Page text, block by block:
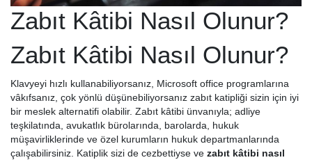
Zabıt Kâtibi Nasıl Olunur?
Zabıt Kâtibi Nasıl Olunur?
Klavyeyi hızlı kullanabiliyorsanız, Microsoft office programlarına
vâkıfsanız, çok yönlü düşünebiliyorsanız zabıt katipliği sizin için iyi
bir meslek alternatifi olabilir. Zabıt kâtibi ünvanıyla; adliye
teşkilatında, avukatlık bürolarında, barolarda, hukuk
müşavirliklerinde ve özel kurumların hukuk departmanlarında
çalışabilirsiniz. Katiplik sizi de cezbettiyse ve zabıt kâtibi nasıl